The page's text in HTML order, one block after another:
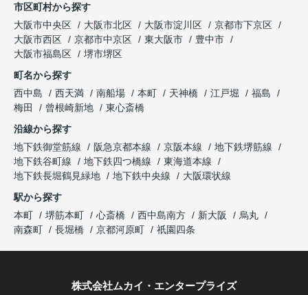
市区町村から探す
大阪市中央区
大阪市北区 大阪市淀川区
京都市下京区
大阪市西区
京都市中京区 東大阪市
豊中市
大阪市福島区
堺市堺区
町名から探す
西中島
西天満 南船場 本町 天神橋 江戸堀
福島
梅田
曾根崎新地
東心斎橋
沿線から探す
地下鉄御堂筋線
阪急京都本線 京阪本線
地下鉄堺筋線
地下鉄谷町線
地下鉄四つ橋線
東海道本線
地下鉄長堀鶴見緑地
地下鉄中央線
大阪環状線
駅から探す
本町
堺筋本町 心斎橋 西中島南方 新大阪
烏丸
南森町
長堀橋 京都河原町 祇園四条
株式会社ムカイ・エンタープライズ